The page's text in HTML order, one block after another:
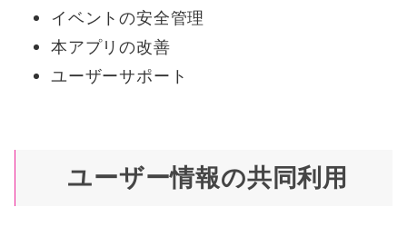
イベントの安全管理
本アプリの改善
ユーザーサポート
ユーザー情報の共同利用